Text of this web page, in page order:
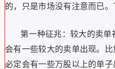
的，只是市场没有注意而已。
第一种征兆：较大的卖单
会有一些较大的卖单出现。
必定会有一些万股以上的单